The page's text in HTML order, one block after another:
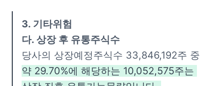
3. 기타위험
약 29.70%에 해당하는 10,052,575주는